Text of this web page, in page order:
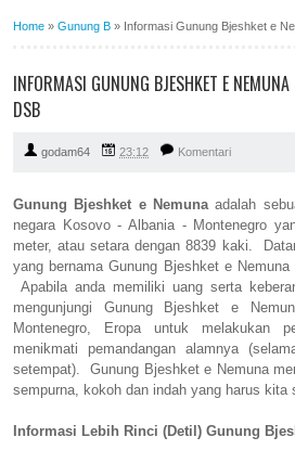
Home » Gunung B » Informasi Gunung Bjeshket e
INFORMASI GUNUNG BJESHKET E
DSB
godam64 23:12 Komentari
Gunung Bjeshket e Nemunaadalah
negara Kosovo - Albania - Montenegro
meter, atau setara dengan 8839 kaki.
yang bernama Gunung Bjeshket e
Apabila anda memiliki uang serta
mengunjungi Gunung Bjeshket e
Montenegro, Eropa untuk melakukan
menikmati pemandangan alamnya
setempat). Gunung Bjeshket e Nemuna
sempurna, kokoh dan indah yang harus kita
Informasi Lebih Rinci (Detil) Gunung